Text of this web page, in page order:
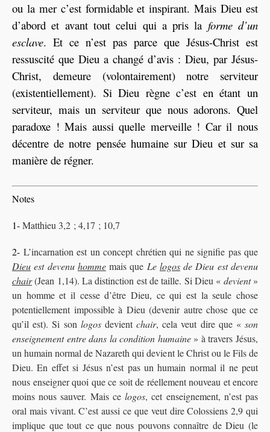
ou la mer c’est formidable et inspirant. Mais Dieu est
d’abord et avant tout celui qui a pris la forme d’un
esclave. Et ce n’est pas parce que Jésus-Christ est
ressuscité que Dieu a changé d’avis : Dieu, par Jésus-
Christ, demeure (volontairement) notre serviteur
(existentiellement). Si Dieu règne c’est en étant un
serviteur, mais un serviteur que nous adorons. Quel
paradoxe ! Mais aussi quelle merveille ! Car il nous
décentre de notre pensée humaine sur Dieu et sur sa
manière de régner.
Notes
1-Matthieu 3,2 ; 4,17 ; 10,7
2- L’incarnation est un concept chrétien qui ne signifie pas que
Dieu est devenu hommemais que Le logosde Dieu est devenu
chair(Jean 1,14). La distinction est de taille. Si Dieu « devient»
un homme et il cesse d’être Dieu, ce qui est la seule chose
potentiellement impossible à Dieu (devenir autre chose que ce
qu’il est). Si son logosdevientchair, cela veut dire que «son
enseignement entre dans la condition humaine» à travers Jésus,
un humain normal de Nazareth qui devient le Christ ou le Fils de
Dieu. En effet si Jésus n’est pas un humain normal il ne peut
nous enseigner quoi que ce soit de réellement nouveau et encore
moins nous sauver. Mais celogos, cet enseignement, n’est pas
oral mais vivant. C’est aussi ce que veut dire Colossiens 2,9 qui
implique que tout ce que nous pouvons connaître de Dieu (le